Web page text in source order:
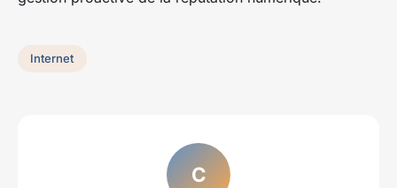
Internet
C